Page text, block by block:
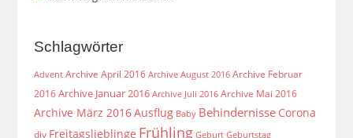
Schlagwörter
Advent Archive April 2016 Archive August 2016 Archive Februar
2016 Archive Januar 2016 Archive Juli 2016 Archive Mai 2016
Archive März 2016Ausflug Baby Behindernisse Corona
diy Freitagslieblinge Frühling Geburt Geburtstag